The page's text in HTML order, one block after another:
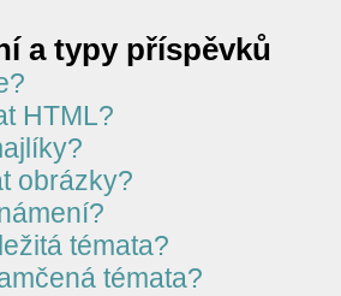
a typy příspěvků
HTML?
obrázky?
témata?
témata?